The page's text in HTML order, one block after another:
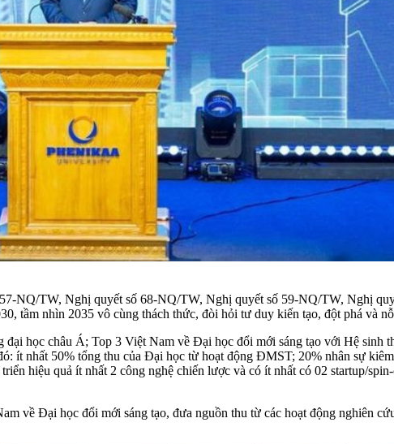
NQ/TW, Nghị quyết số 68-NQ/TW, Nghị quyết số 59-NQ/TW, Nghị
tầm nhìn 2035 vô cùng thách thức, đòi hỏi tư duy kiến tạo, đột phá và
học châu Á; Top 3 Việt Nam về Đại học đổi mới sáng tạo với Hệ sinh
ít nhất 50% tổng thu của Đại học từ hoạt động ĐMST; 20% nhân sự
hiệu quả ít nhất 2 công nghệ chiến lược và có ít nhất có 02 startup/
về Đại học đổi mới sáng tạo, đưa nguồn thu từ các hoạt động nghiên